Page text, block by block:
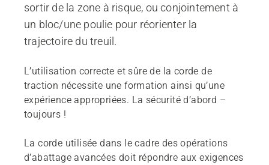
sortir de la zone à risque, ou conjointement à
un bloc/une poulie pour réorienter la
trajectoire du treuil.
L’utilisation correcte et sûre de la corde de
traction nécessite une formation ainsi qu’une
expérience appropriées. La sécurité d’abord –
toujours !
La corde utilisée dans le cadre des opérations
d’abattage avancées doit répondre aux exigences